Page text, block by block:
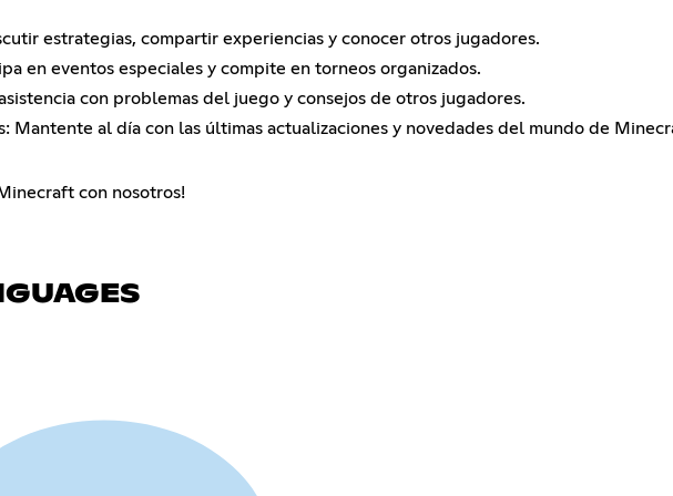
estrategias, compartir experiencias y conocer otros jugadores.
en eventos especiales y compite en torneos organizados.
con problemas del juego y consejos de otros jugadores.
Mantente al día con las últimas actualizaciones y novedades del mundo de
con nosotros!